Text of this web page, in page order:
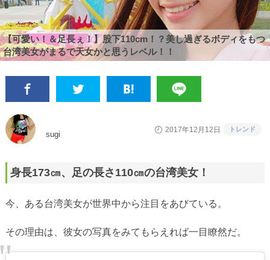
【可愛い！＆足長ぇ！】股下110cm！？美し過ぎるボディをもつ
台湾美女がまるで天女かと思うレベル！！
sugi
2017年12月12日 トレンド
身長173㎝、足の長さ110㎝の台湾美女！
今、ある台湾美女が世界中から注目をあびている。
その理由は、彼女の写真をみてもらえれば一目瞭然だ。